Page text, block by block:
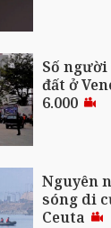
Số
đất ở
6.000
Nguyên
sóng di
Ceuta